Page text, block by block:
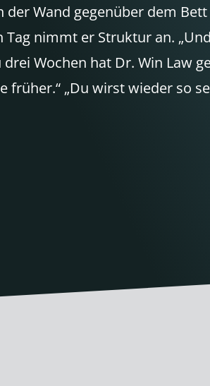
Wand gegenüber dem
nimmt er Struktur an.
Wochen hat Dr. Win Law
„Du wirst wieder so